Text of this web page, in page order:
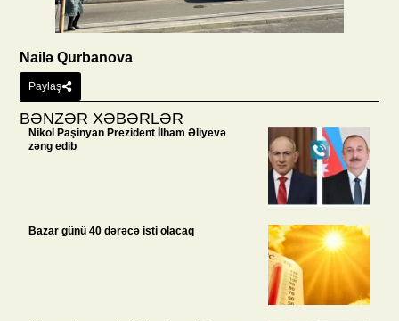
Nailə Qurbanova
Paylaş
BƏNZƏR XƏBƏRLƏR
Nikol Paşinyan Prezident İlham Əliyevə
zəng edib
Bazar günü 40 dərəcə isti olacaq